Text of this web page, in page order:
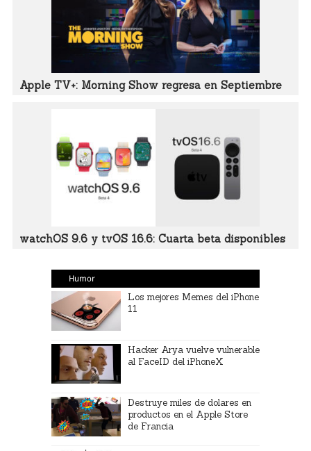
Apple TV+: Morning Show regresa en Septiembre
watchOS 9.6 y tvOS 16.6: Cuarta beta disponibles
Humor
Los mejores Memes del iPhone
11
Hacker Arya vuelve vulnerable
al FaceID del iPhoneX
Destruye miles de dolares en
productos en el Apple Store
de Francia